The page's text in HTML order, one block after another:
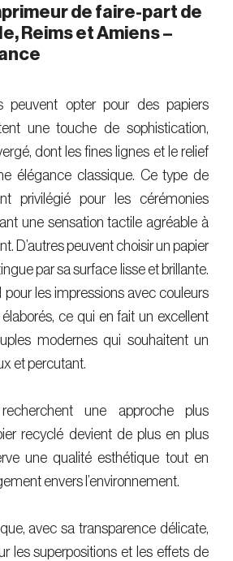
de faire-part de
Reims et Amiens –
peuvent opter pour des papiers
une touche de sophistication,
dont les fines lignes et le relief
élégance classique. Ce type de
privilégié pour les cérémonies
une sensation tactile agréable à
D’autres peuvent choisir un papier
par sa surface lisse et brillante.
pour les impressions avec couleurs
ce qui en fait un excellent
modernes qui souhaitent un
et percutant.
une approche plus
recyclé devient de plus en plus
une qualité esthétique tout en
envers l’environnement.
avec sa transparence délicate,
les superpositions et les effets de